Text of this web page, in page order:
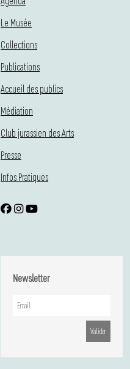
Le Musée
Collections
Publications
Accueil des publics
Médiation
Club jurassien des Arts
Presse
Infos Pratiques
Newsletter